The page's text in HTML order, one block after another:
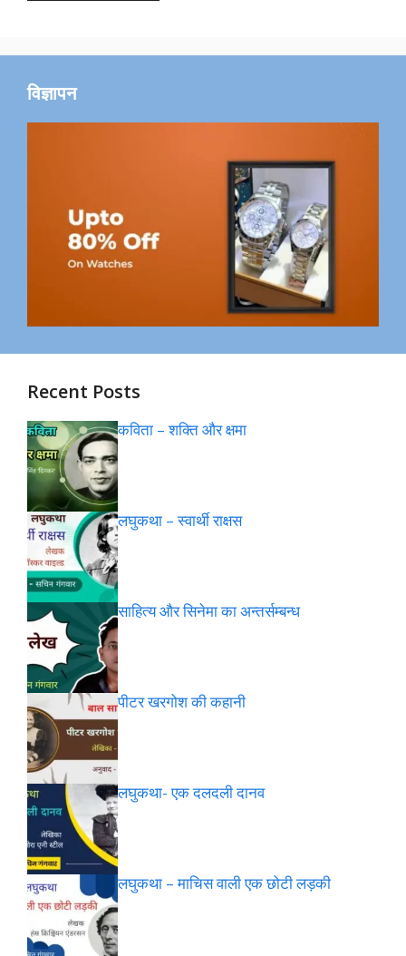
विज्ञापन
Recent Posts
कविता – शक्ति और क्षमा
लघुकथा – स्वार्थी राक्षस
साहित्य और सिनेमा का अन्तर्सम्बन्ध
पीटर खरगोश की कहानी
लघुकथा- एक दलदली दानव
लघुकथा – माचिस वाली एक छोटी लड़की